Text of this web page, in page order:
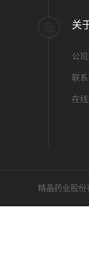
关
公
联
在
精晶药业股份